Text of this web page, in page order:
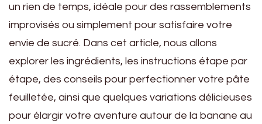
un rien de temps, idéale pour des rassemblements
improvisés ou simplement pour satisfaire votre
envie de sucré. Dans cet article, nous allons
explorer les ingrédients, les instructions étape par
étape, des conseils pour perfectionner votre pâte
feuilletée, ainsi que quelques variations délicieuses
pour élargir votre aventure autour de la banane au